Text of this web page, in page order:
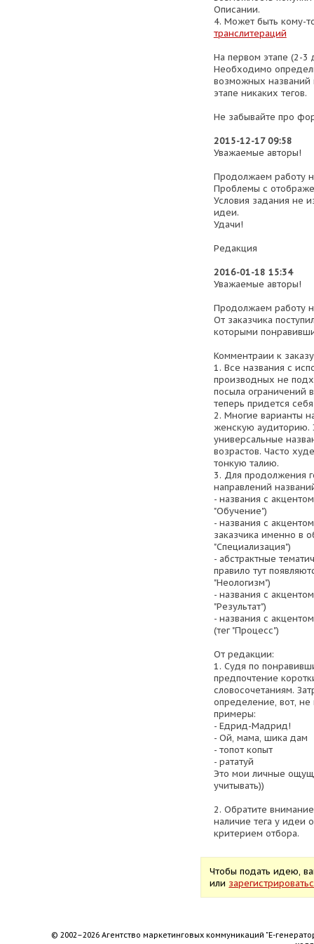
Описании.
4. Может быть кому-
транслитераций
На первом этапе (2-3
Необходимо
возможных названий
этапе никаких тегов.
Не забывайте про
2015-12-17 09:58
Уважаемые авторы!
Продолжаем работу
Проблемы с
Условия задания не
идеи.
Удачи!
Редакция
2016-01-18 15:34
Уважаемые авторы!
Продолжаем работу
От заказчика
которыми
Комментраии к
1. Все названия с
производных не
посыла ограничений
теперь придется
2. Многие варианты
женскую аудиторию.
универсальные
возрастов. Часто
тонкую талию.
3. Для продолжения
направлений
- названия с
"Обучение")
- названия с
заказчика именно в
"Специализация")
- абстрактные
правило тут
"Неологизм")
- названия с
"Результат")
- названия с
(тег "Процесс")
От редакции:
1. Судя по
предпочтение
словосочетаниям.
определение, вот,
примеры:
- Едрид-Мадрид!
- Ой, мама, шика дам
- топот копыт
- рататуй
Это мои личные
учитывать))
2. Обратите
наличие тега у идеи
критерием отбора.
Чтобы подать идею,
или
© 2002–2026 Агентство маркетинговых коммуникаций "Е-